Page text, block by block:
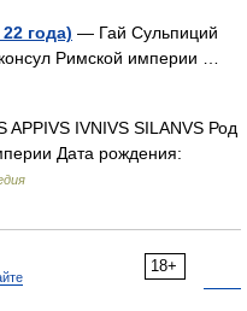
года) — Гай Сульпиций
Римской империи …
APPIVS IVNIVS SILANVS Род
Дата рождения:
18+